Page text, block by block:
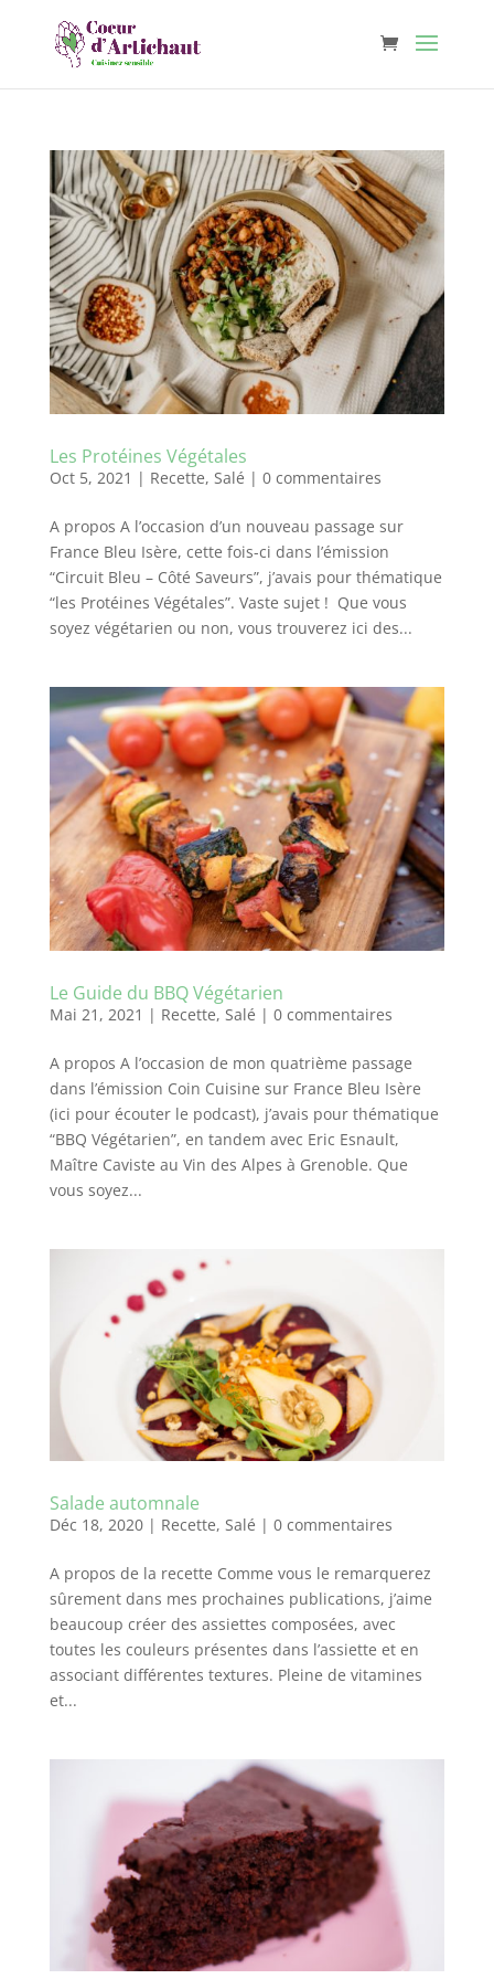
Les Protéines Végétales
Oct 5, 2021 | Recette, Salé | 0 commentaires
A propos A l’occasion d’un nouveau passage sur
France Bleu Isère, cette fois-ci dans l’émission
“Circuit Bleu – Côté Saveurs”, j’avais pour thématique
“les Protéines Végétales”. Vaste sujet ! Que vous
soyez végétarien ou non, vous trouverez ici des...
Le Guide du BBQ Végétarien
Mai 21, 2021 | Recette, Salé | 0 commentaires
A propos A l’occasion de mon quatrième passage
dans l’émission Coin Cuisine sur France Bleu Isère
(ici pour écouter le podcast), j’avais pour thématique
“BBQ Végétarien”, en tandem avec Eric Esnault,
Maître Caviste au Vin des Alpes à Grenoble. Que
vous soyez...
Salade automnale
Déc 18, 2020| Recette, Salé | 0 commentaires
A propos de la recette Comme vous le remarquerez
sûrement dans mes prochaines publications, j’aime
beaucoup créer des assiettes composées, avec
toutes les couleurs présentes dans l’assiette et en
associant différentes textures. Pleine de vitamines
et...